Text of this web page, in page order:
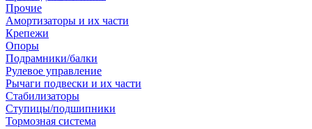
Прочие
Амортизаторы и их части
Крепежи
Опоры
Подрамники/балки
Рулевое управление
Рычаги подвески и их части
Стабилизаторы
Ступицы/подшипники
Тормозная система